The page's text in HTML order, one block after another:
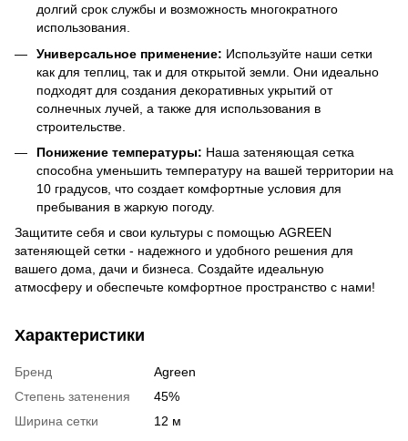
долгий срок службы и возможность многократного
использования.
Универсальное применение: Используйте наши сетки
как для теплиц, так и для открытой земли. Они идеально
подходят для создания декоративных укрытий от
солнечных лучей, а также для использования в
строительстве.
Понижение температуры: Наша затеняющая сетка
способна уменьшить температуру на вашей территории на
10 градусов, что создает комфортные условия для
пребывания в жаркую погоду.
Защитите себя и свои культуры с помощью AGREEN
затеняющей сетки - надежного и удобного решения для
вашего дома, дачи и бизнеса. Создайте идеальную
атмосферу и обеспечьте комфортное пространство с нами!
Характеристики
Бренд
Agreen
Степень затенения
45%
Ширина сетки
12 м